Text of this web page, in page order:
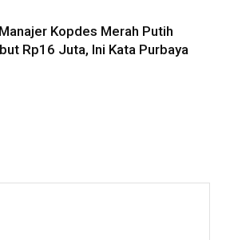
Kopdes Merah Putih
Rp16 Juta, Ini Kata Purbaya